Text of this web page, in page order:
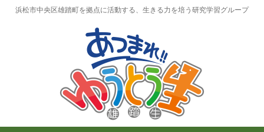
浜松市中央区雄踏町を拠点に活動する、生きる力を培う研究学習グループ